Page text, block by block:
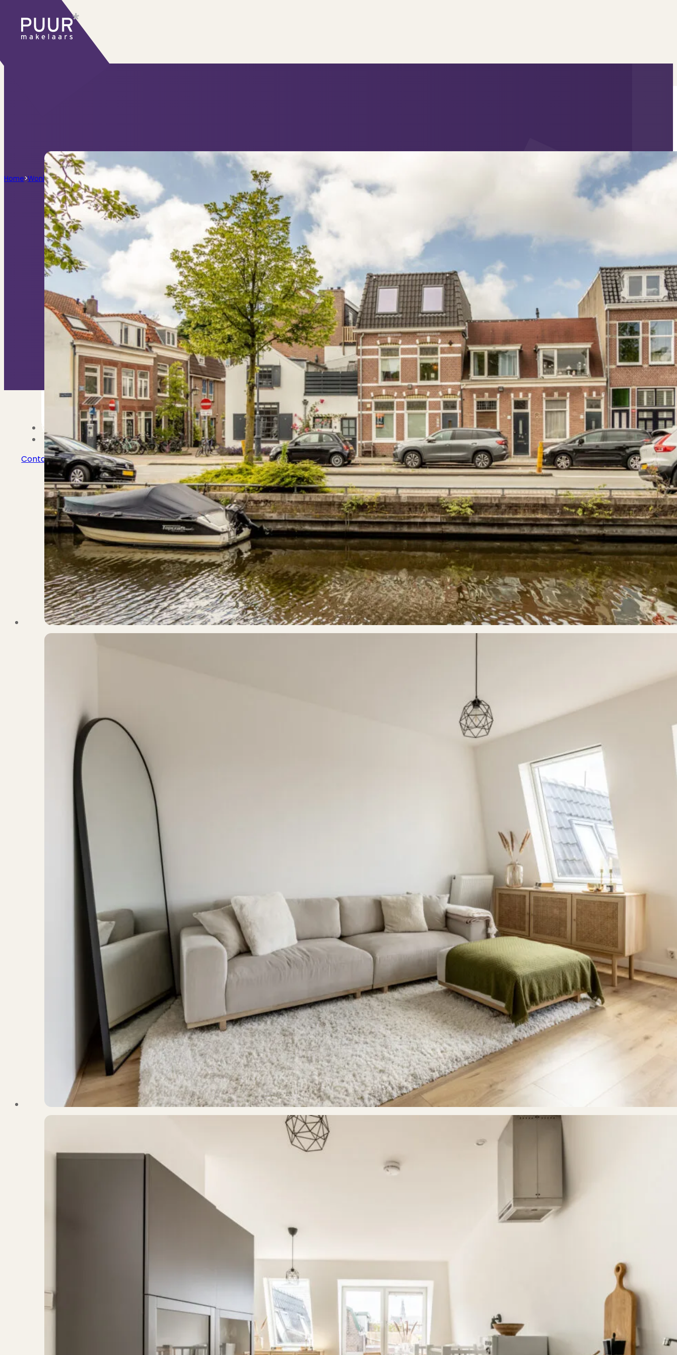
Diensten
Verkoop Begeleiding naar een succesvolle verkoop
AankoopSamen vinden wij jouw droomwoning
TaxatieVoldoe aan alle wettelijke eisen
Stille VerkoopVerkoop jouw huis discreet..
Nieuwbouw verkopen Vraagt om specialistische kennis...
Verhuur uw woning via ons netwerk
Verhuur & Beheer Huurwoningen én beheer op maat
Verbouwen Wil jij jouw huis renoveren? Geen probleem!
Bekijk het overzicht van alle diensten..
Blog
Over PUUR*
Over PUUR* Wie zijn wij?
Ons teamLeer ons beter kennen..
Werken bij PUUR*Kom jij ons team versterken?
Onze vestigingenDe kracht van 6 vestigingen!
BeoordelingenDit zeggen klanten over ons
PartnersMaak gebruik van ons netwerk
VerenigingenPUUR* is aangesloten bij...
Werken bij PUUR*
ContactBekijk Vestigingen
Home>Woningen>Lange Herenvest 104C 2, Haarlem